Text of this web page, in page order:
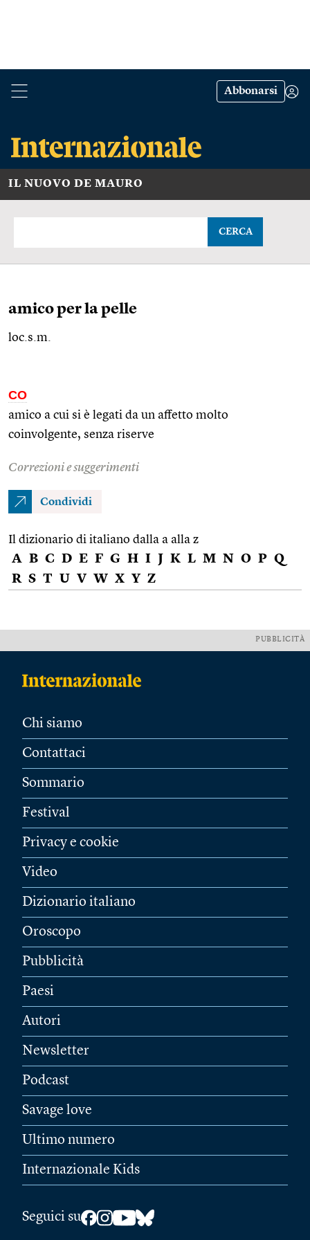
Abbonarsi
IL NUOVO DE MAURO
CERCA
amico per la pelle
loc.s.m.
CO
amico a cui si è legati da un affetto molto
coinvolgente, senza riserve
Correzioni e suggerimenti
Condividi
Il dizionario di italiano dalla a alla z
A B C D E F G H I J K L M N O P Q
R S T U V W X Y Z
PUBBLICITÀ
Chi siamo
Contattaci
Sommario
Festival
Privacy e cookie
Video
Dizionario italiano
Oroscopo
Pubblicità
Paesi
Autori
Newsletter
Podcast
Savage love
Ultimo numero
Internazionale Kids
Seguici su